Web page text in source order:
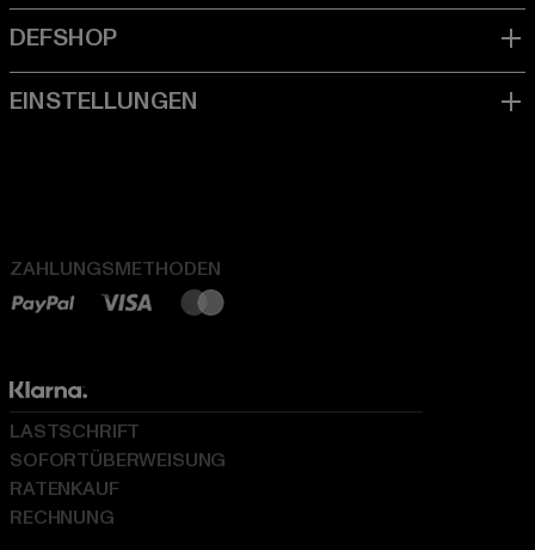
ZAHLUNGSMETHODEN
LASTSCHRIFT
SOFORTÜBERWEISUNG
RATENKAUF
RECHNUNG